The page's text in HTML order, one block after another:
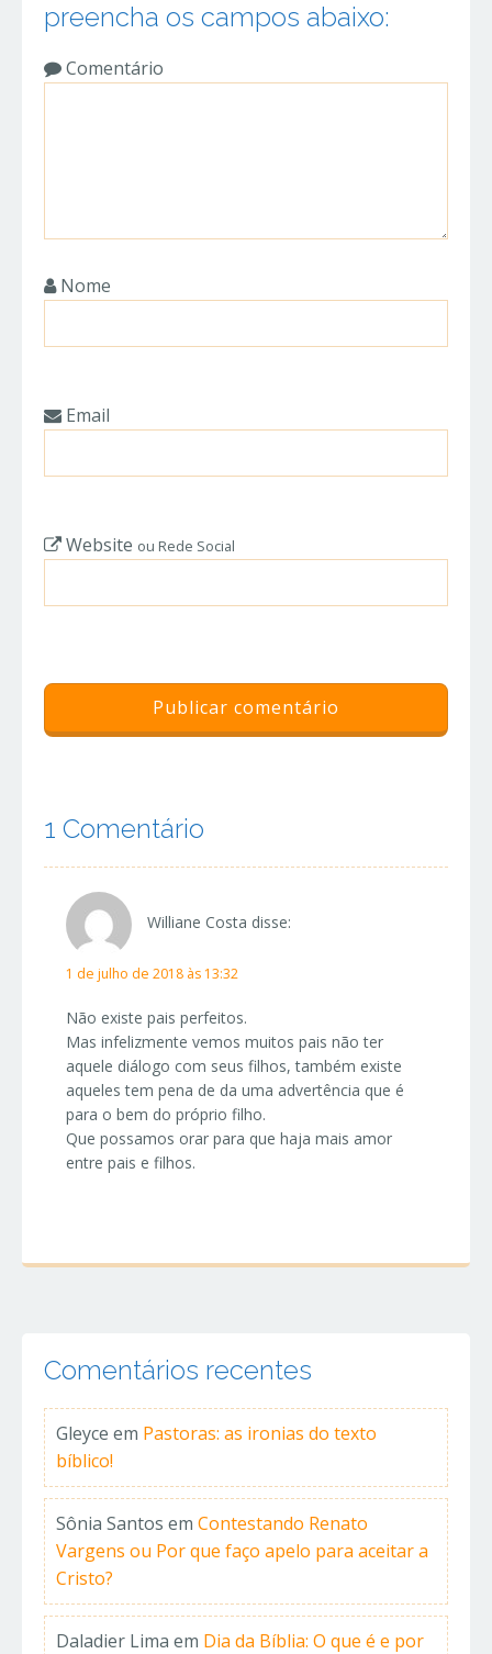
preencha os campos abaixo:
Comentário
Nome
Email
Website ou Rede Social
1 Comentário
Williane Costa disse:
1 de julho de 2018 às 13:32
Não existe pais perfeitos.
Mas infelizmente vemos muitos pais não ter
aquele diálogo com seus filhos, também existe
aqueles tem pena de da uma advertência que é
para o bem do próprio filho.
Que possamos orar para que haja mais amor
entre pais e filhos.
Comentários recentes
Gleyce em Pastoras: as ironias do texto
bíblico!
Sônia Santos em Contestando Renato
Vargens ou Por que faço apelo para aceitar a
Cristo?
Daladier Lima em Dia da Bíblia: O que é e por